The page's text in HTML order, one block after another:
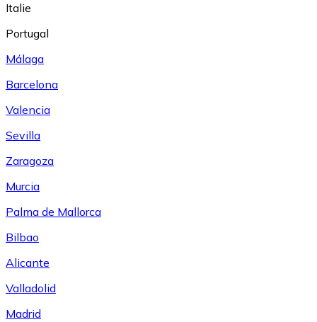
Italie
Portugal
Málaga
Barcelona
Valencia
Sevilla
Zaragoza
Murcia
Palma de Mallorca
Bilbao
Alicante
Valladolid
Madrid